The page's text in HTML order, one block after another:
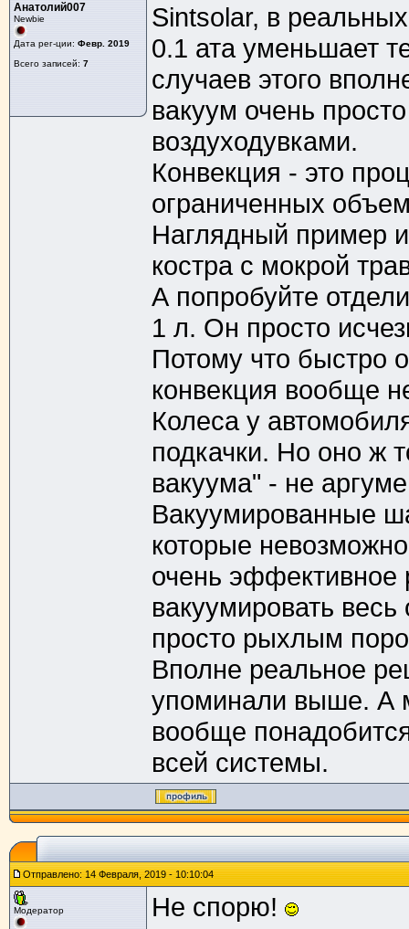
Анатолий007
Newbie
Дата рег-ции: Февр. 2019
Всего записей: 7
Sintsolar, в
0.1 ата уменьшает
случаев этого
вакуум очень
воздуходувками.
Конвекция - это
ограниченных
Наглядный пример
костра с мокрой
А попробуйте
1 л. Он просто
Потому что быстро
конвекция вообще
Колеса у
подкачки. Но оно ж
вакуума" - не
Вакуумированные
которые
очень
вакуумировать
просто рыхлым
Вполне реальное
упоминали выше. А
вообще
всей системы.
Отправлено: 14 Февраля, 2019 - 10:10:04
Модератор Не спорю!